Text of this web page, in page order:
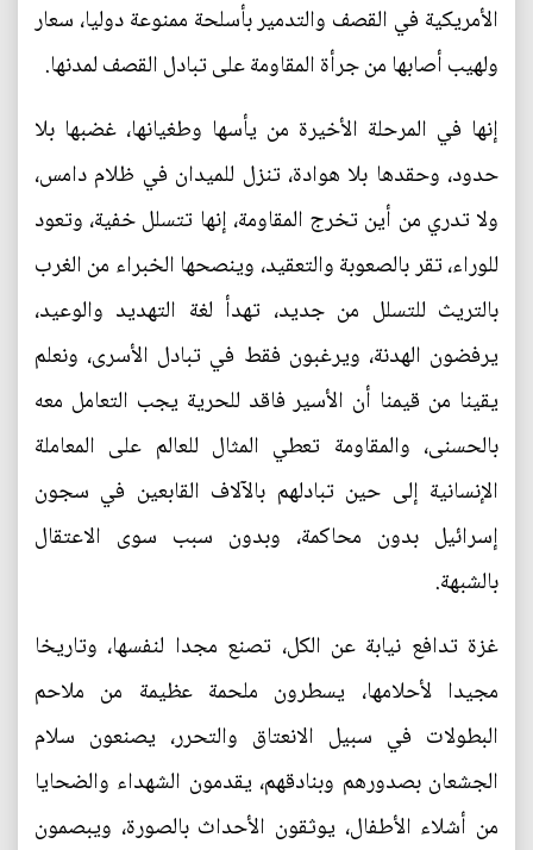
الأمريكية في القصف والتدمير بأسلحة ممنوعة دوليا، سعار
ولهيب أصابها من جرأة المقاومة على تبادل القصف لمدنها.
إنها في المرحلة الأخيرة من يأسها وطغيانها، غضبها بلا
حدود، وحقدها بلا هوادة، تنزل للميدان في ظلام دامس،
ولا تدري من أين تخرج المقاومة، إنها تتسلل خفية، وتعود
للوراء، تقر بالصعوبة والتعقيد، وينصحها الخبراء من الغرب
بالتريث للتسلل من جديد، تهدأ لغة التهديد والوعيد،
يرفضون الهدنة، ويرغبون فقط في تبادل الأسرى، ونعلم
يقينا من قيمنا أن الأسير فاقد للحرية يجب التعامل معه
بالحسنى، والمقاومة تعطي المثال للعالم على المعاملة
الإنسانية إلى حين تبادلهم بالآلاف القابعين في سجون
إسرائيل بدون محاكمة، وبدون سبب سوى الاعتقال
بالشبهة.
غزة تدافع نيابة عن الكل، تصنع مجدا لنفسها، وتاريخا
مجيدا لأحلامها، يسطرون ملحمة عظيمة من ملاحم
البطولات في سبيل الانعتاق والتحرر، يصنعون سلام
الجشعان بصدورهم وبنادقهم، يقدمون الشهداء والضحايا
من أشلاء الأطفال، يوثقون الأحداث بالصورة، ويبصمون